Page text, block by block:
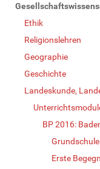
Ethik
Religionslehren
Geographie
Geschichte
Landeskunde,
BP 2016:
Erste